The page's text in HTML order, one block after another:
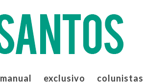
manual exclusivo colunistas